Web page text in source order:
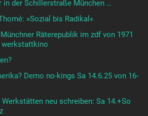
in der Schillerstraße München …
»Sozial bis Radikal«
Räterepublik im zdf von 1971
werkstattkino
Demo no-kings Sa 14.6.25 von 16-
neu schreiben: Sa 14.+So